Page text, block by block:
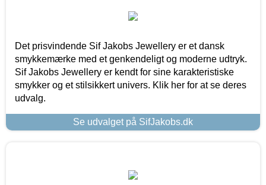
Det prisvindende Sif Jakobs Jewellery er et dansk
smykkemærke med et genkendeligt og moderne udtryk.
Sif Jakobs Jewellery er kendt for sine karakteristiske
smykker og et stilsikkert univers. Klik her for at se deres
udvalg.
Se udvalget på SifJakobs.dk